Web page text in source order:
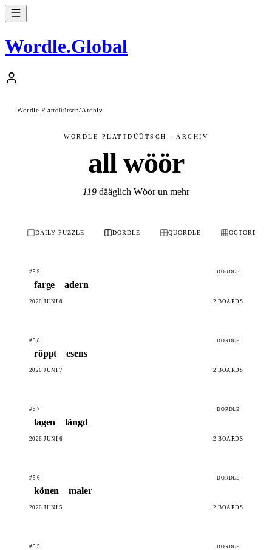
Wordle.Global
Wordle Plattdüütsch/Archiv
WORDLE PLATTDÜÜTSCH · ARCHIV
all wöör
119 dääglich Wöör un mehr
DAILY PUZZLE DORDLE QUORDLE OCTORDLE
#59 DORDLE
farge adern
2026 JUNI 8 2 BOARDS
#58 DORDLE
röppt esens
2026 JUNI 7 2 BOARDS
#57 DORDLE
lagen längd
2026 JUNI 6 2 BOARDS
#56 DORDLE
könen maler
2026 JUNI 5 2 BOARDS
#55 DORDLE